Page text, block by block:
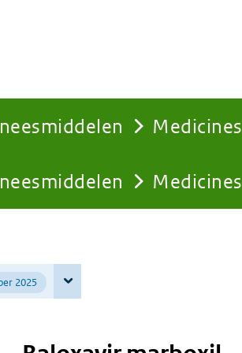
Medicines
Medicines
2025